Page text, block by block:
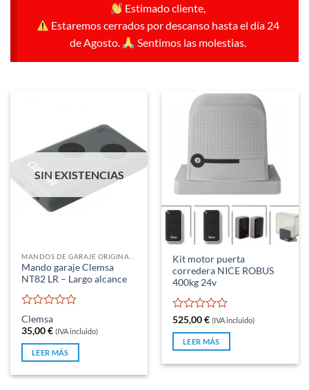
Estimado cliente,
Estaremos cerrados por descanso hasta el día 24
de Agosto.
Sentimos las molestias.
SIN EXISTENCIAS
Mando garaje Clemsa
NT82 LR – Largo alcance
Valorado
con
0
de
5
Clemsa
35,00€ (IVA incluido)
LEER MÁS
Kit motor puerta
corredera NICE ROBUS
400kg 24v
Valorado
con
de
5
525,00€ (IVA incluido)
LEER MÁS